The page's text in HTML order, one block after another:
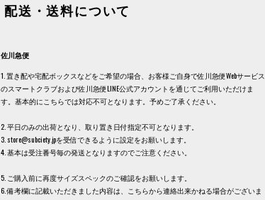
配送・送料について
佐川急便
1. 置き配や宅配ボックスなどをご希望の場合、お客様ご自身で佐川急便Webサービス
のスマートクラブおよび佐川急便LINE公式アカウントを通じてご利用いただけま
す。基本的にこちらでは対応不可となります。予めご了承ください。
2. 平日のみの出荷となり、取り置き日付指定不可となります。
3. store@subciety.jpを受信できるように設定をお願いします。
4. 基本は受注番号毎の発送となりますのでご注意ください。
5. ご購入前に再度サイズスペックのご確認をお願いします。
6. 備考欄に記載いただきました内容は、こちらから連絡出来かねる場合がございま